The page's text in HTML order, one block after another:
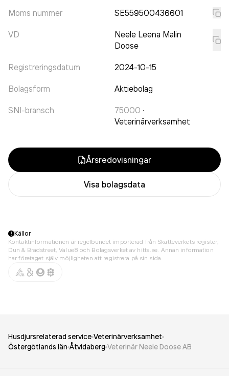
Moms nummer SE559500436601
VD
Neele Leena Malin
Doose
Registreringsdatum 2024-10-15
Bolagsform Aktiebolag
SNI-bransch 75000 ·
Veterinärverksamhet
Årsredovisningar
Visa bolagsdata
Källor
Kontaktinformationen är regelbundet importerad från Skatteverkets register,
Dun & Bradstreet, Value8 och Bolagsverket av hitta.se. Annan information
har företaget själv möjligheten att registrera på sin sida.
Husdjursrelaterad service Veterinärverksamhet
Östergötlands län Åtvidaberg Veterinär Neele Doose AB